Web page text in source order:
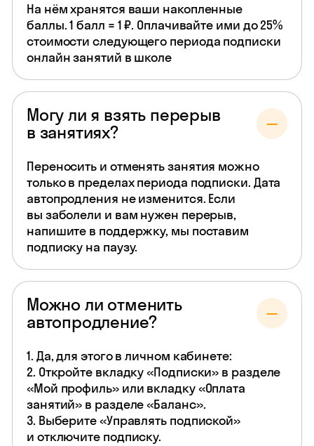
На нём хранятся ваши накопленные
баллы. 1 балл = 1 ₽. Оплачивайте ими до 25%
стоимости следующего периода подписки
онлайн занятий в школе
Могу ли я взять перерыв
в занятиях?
Переносить и отменять занятия можно
только в пределах периода подписки. Дата
автопродления не изменится. Если
вы заболели и вам нужен перерыв,
напишите в поддержку, мы поставим
подписку на паузу.
Можно ли отменить
автопродление?
1. Да, для этого в личном кабинете:
2. Откройте вкладку «Подписки» в разделе
«Мой профиль» или вкладку «Оплата
занятий» в разделе «Баланс».
3. Выберите «Управлять подпиской»
и отключите подписку.